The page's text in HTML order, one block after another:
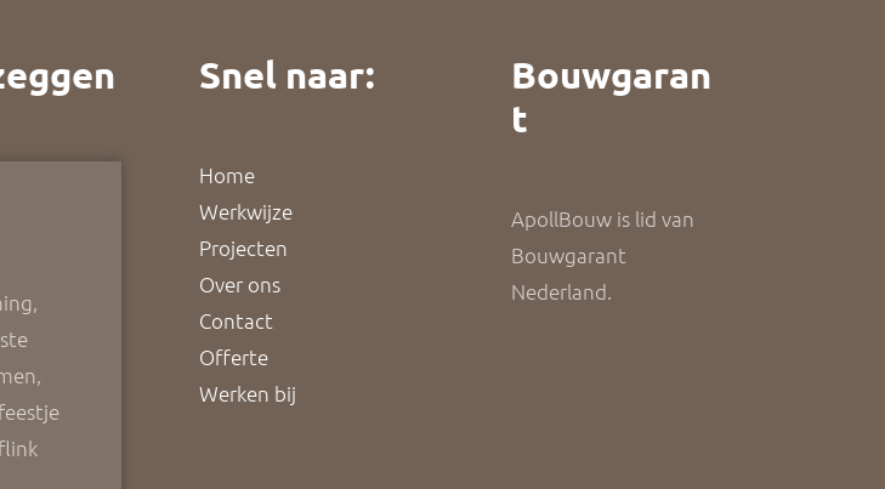
Snel naar:
Home
Werkwijze
Projecten
Over ons
Contact
Offerte
Werken bij
Bouwgaran
t
ApollBouw is lid van
Bouwgarant
Nederland.